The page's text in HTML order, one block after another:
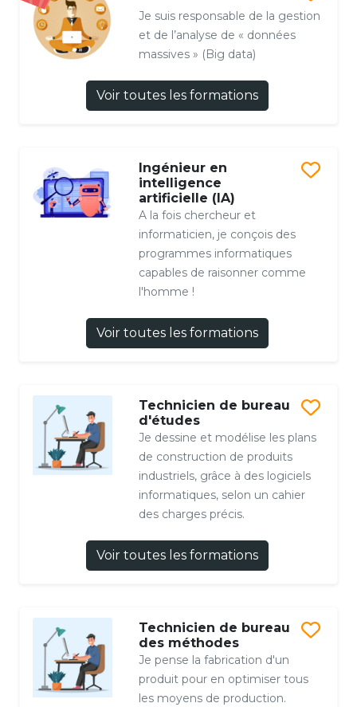
Je suis responsable de la gestion
et de l’analyse de « données
massives » (Big data)
Voir toutes les formations
Ingénieur en
intelligence
artificielle (IA)
A la fois chercheur et
informaticien, je conçois des
programmes informatiques
capables de raisonner comme
l'homme !
Voir toutes les formations
Technicien de bureau
d'études
Je dessine et modélise les plans
de construction de produits
industriels, grâce à des logiciels
informatiques, selon un cahier
des charges précis.
Voir toutes les formations
Technicien de bureau
des méthodes
Je pense la fabrication d'un
produit pour en optimiser tous
les moyens de production.